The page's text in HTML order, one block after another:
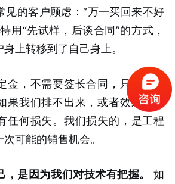
见的客户顾虑：“万一买回来不好
用“先试样，后谈合同”的方式，
上转移到了自己身上。
金，不需要签长合同，只需要寄
果我们排不出来，或者效果达不
任何损失。我们损失的，是工程
可能的销售机会。
，是因为我们对技术有把握。
如